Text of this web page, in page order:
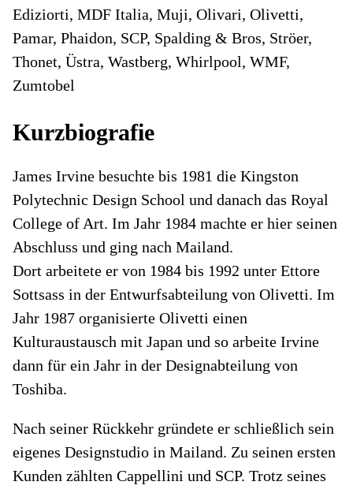
Ediziorti, MDF Italia, Muji, Olivari, Olivetti,
Pamar, Phaidon, SCP, Spalding & Bros, Ströer,
Thonet, Üstra, Wastberg, Whirlpool, WMF,
Zumtobel
Kurzbiografie
James Irvine besuchte bis 1981 die Kingston
Polytechnic Design School und danach das Royal
College of Art. Im Jahr 1984 machte er hier seinen
Abschluss und ging nach Mailand.
Dort arbeitete er von 1984 bis 1992 unter Ettore
Sottsass in der Entwurfsabteilung von Olivetti. Im
Jahr 1987 organisierte Olivetti einen
Kulturaustausch mit Japan und so arbeite Irvine
dann für ein Jahr in der Designabteilung von
Toshiba.
Nach seiner Rückkehr gründete er schließlich sein
eigenes Designstudio in Mailand. Zu seinen ersten
Kunden zählten Cappellini und SCP. Trotz seines